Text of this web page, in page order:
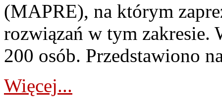
(MAPRE), na którym
rozwiązań w tym zakresie.
200 osób. Przedstawiono
Więcej...